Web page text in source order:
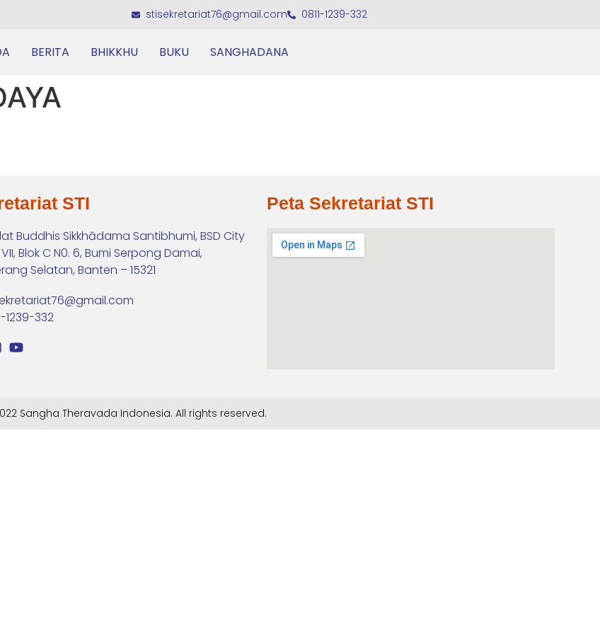
stisekretariat76@gmail.com 0811-1239-332
BERITA BHIKKHU BUKU SANGHADANA
STI
Buddhis Sikkhādama Santibhumi, BSD City
Blok C N0. 6, Bumi Serpong Damai,
Selatan, Banten – 15321
1239-332
Peta Sekretariat STI
Sangha Theravada Indonesia. All rights reserved.